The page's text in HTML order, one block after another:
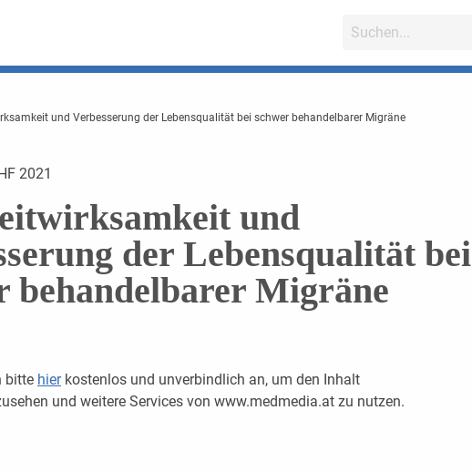
und Verbesserung der Lebensqualität bei schwer behandelbarer Migräne
2021
und
der Lebensqualität bei
behandelbarer Migräne
bitte hierkostenlos und unverbindlich an, um den Inhalt
und weitere Services von www.medmedia.at zu nutzen.